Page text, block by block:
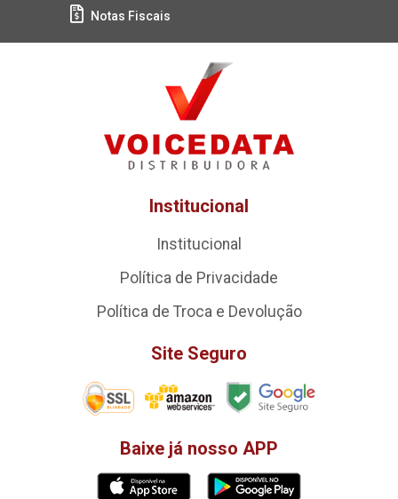
Notas Fiscais
Institucional
Institucional
Política de Privacidade
Política de Troca e Devolução
Site Seguro
Baixe já nosso APP